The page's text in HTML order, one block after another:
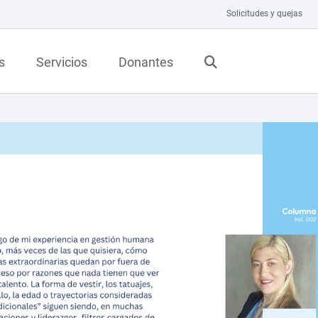
Solicitudes y quejas
Servicios Donantes